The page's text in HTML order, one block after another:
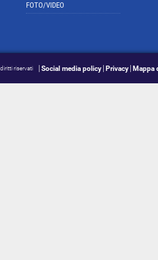
FOTO/VIDEO
riservati Social media policy Privacy Mappa